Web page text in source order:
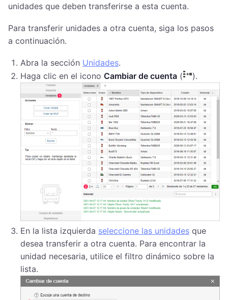
unidades que deben transferirse a esta cuenta.
Para transferir unidades a otra cuenta, siga los pasos
a continuación.
Abra la sección Unidades.
Haga clic en el icono Cambiar de cuenta ( ).
En la lista izquierda seleccione las unidades que
desea transferir a otra cuenta. Para encontrar la
unidad necesaria, utilice el filtro dinámico sobre la
lista.